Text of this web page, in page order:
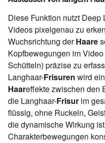
Diese Funktion nutzt
Videos pixelgenau zu
Wuchsrichtung derHaare
Kopfbewegungen im
Schütteln) präzise zu
Langhaar-Frisuren wird
Haareffekte zwischen den
die Langhaar-Frisur im
flüssig, ohne Ruckeln,
die dynamische Wirkung
Charakterbewegungen